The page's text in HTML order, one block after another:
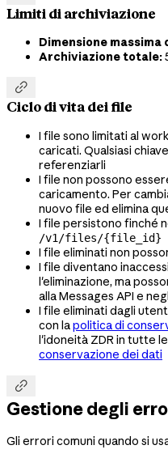
Limiti di archiviazione
Dimensione massima
Archiviazione totale:

Ciclo di vita dei file
I file sono limitati al
caricati. Qualsiasi
referenziarli
I file non possono
caricamento. Per
nuovo file ed elimina
I file persistono finché
/v1/files/{file_id}
I file eliminati non
I file diventano
l'eliminazione, ma
alla Messages API e
I file eliminati dagli
con lapolitica di
l'idoneità ZDR in tutte
conservazione dei dati

Gestione degli
Gli errori comuni quando si